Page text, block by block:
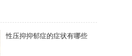
性压抑抑郁症的症状有哪些